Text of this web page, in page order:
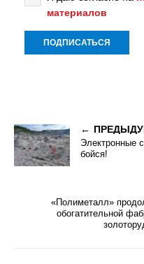
материалов
Электронные
бойся!
«Полиметалл»
обогатительной